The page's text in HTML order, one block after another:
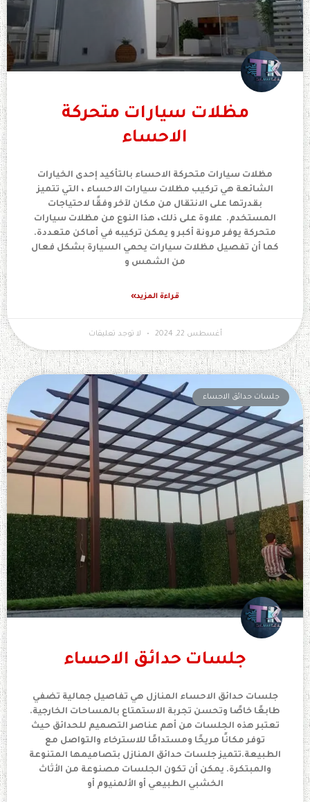
مظلات سيارات متحركة
الاحساء
مظلات سيارات متحركة الاحساء بالتأكيد إحدى الخيارات
الشائعة هي تركيب مظلات سيارات الاحساء ، التي تتميز
بقدرتها على الانتقال من مكان لآخر وفقًا لاحتياجات
المستخدم. علاوة على ذلك، هذا النوع من مظلات سيارات
متحركة يوفر مرونة أكبر و يمكن تركيبه في أماكن متعددة.
كما أن تفصيل مظلات سيارات يحمي السيارة بشكل فعال
من الشمس و
قراءة المزيد»
أغسطس 22, 2024 لا توجد تعليقات
جلسات حدائق الاحساء
جلسات حدائق الاحساء
جلسات حدائق الاحساء المنازل هي تفاصيل جمالية تضفي
طابعًا خاصًا وتحسن تجربة الاستمتاع بالمساحات الخارجية.
تعتبر هذه الجلسات من أهم عناصر التصميم للحدائق حيث
توفر مكانًا مريحًا ومستدامًا للاسترخاء والتواصل مع
الطبيعة.تتميز جلسات حدائق المنازل بتصاميمها المتنوعة
والمبتكرة. يمكن أن تكون الجلسات مصنوعة من الأثاث
الخشبي الطبيعي أو الألمنيوم أو